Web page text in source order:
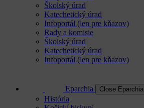
Školský úrad
Katechetický úrad
Infoportál (len pre kňazov)
Rady a komisie
Školský úrad
Katechetický úrad
Infoportál (len pre kňazov)
Eparchia Close Eparchia
História